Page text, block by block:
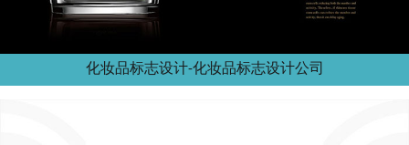
化妆品标志设计-化妆品标志设计公司